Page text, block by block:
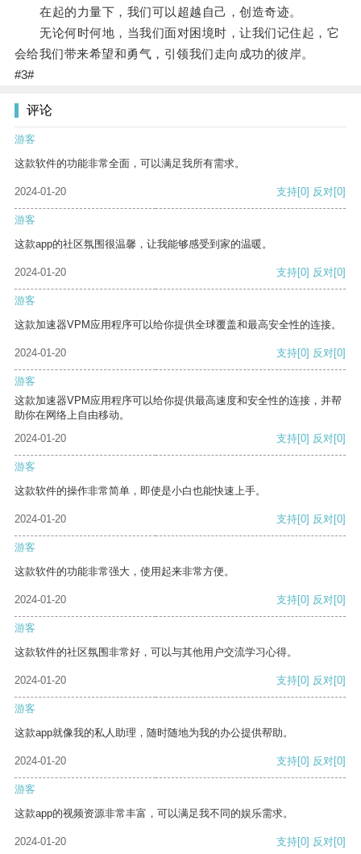
在起的力量下，我们可以超越自己，创造奇迹。
无论何时何地，当我们面对困境时，让我们记住起，它
会给我们带来希望和勇气，引领我们走向成功的彼岸。
#3#
评论
游客
这款软件的功能非常全面，可以满足我所有需求。
2024-01-20 支持[0] 反对[0]
游客
这款app的社区氛围很温馨，让我能够感受到家的温暖。
2024-01-20 支持[0] 反对[0]
游客
这款加速器VPM应用程序可以给你提供全球覆盖和最高安全性的连接。
2024-01-20 支持[0] 反对[0]
游客
这款加速器VPM应用程序可以给你提供最高速度和安全性的连接，并帮
助你在网络上自由移动。
2024-01-20
支持[0] 反对[0]
游客
这款软件的操作非常简单，即使是小白也能快速上手。
2024-01-20 支持[0] 反对[0]
游客
这款软件的功能非常强大，使用起来非常方便。
2024-01-20 支持[0] 反对[0]
游客
这款软件的社区氛围非常好，可以与其他用户交流学习心得。
2024-01-20 支持[0] 反对[0]
游客
这款app就像我的私人助理，随时随地为我的办公提供帮助。
2024-01-20 支持[0] 反对[0]
游客
这款app的视频资源非常丰富，可以满足我不同的娱乐需求。
2024-01-20 支持[0] 反对[0]